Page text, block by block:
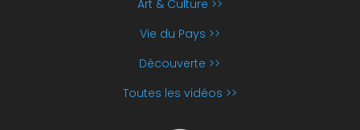
Art & Culture >>
Vie du Pays >>
Découverte >>
Toutes les vidéos >>